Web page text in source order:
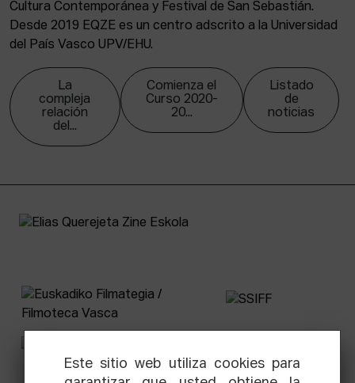
Cultura Contemporánea y Festival de San Sebastián.
Desde 2019 EQZE es un centro adscrito a la Universidad
del País Vasco UPV/EHU.
La
compleja
relación
del...
Comienza el
Curso 2020-
20...
Listado
de
noticias
Este sitio web utiliza cookies para